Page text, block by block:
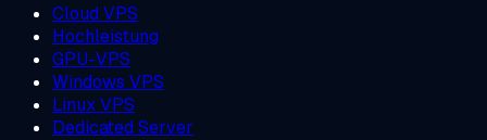
Cloud VPS
Hochleistung
GPU-VPS
Windows VPS
Linux VPS
Dedicated Server